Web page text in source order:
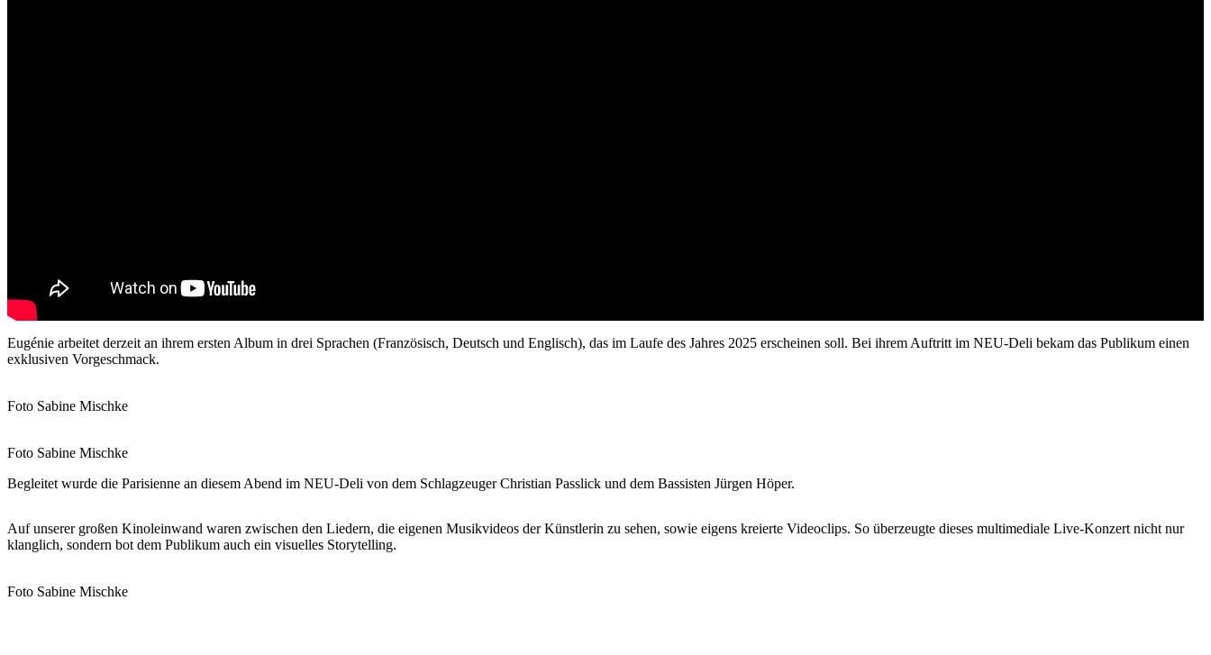
Eugénie arbeitet derzeit an ihrem ersten Album in drei Sprachen (Französisch, Deutsch und Englisch), das im Laufe des Jahres 2025 erscheinen soll. Bei ihrem Auftritt im NEU-Deli bekam das Publikum einen
exklusiven Vorgeschmack.
Foto Sabine Mischke
Foto Sabine Mischke
Begleitet wurde die Parisienne an diesem Abend im NEU-Deli von dem Schlagzeuger Christian Passlick und dem Bassisten Jürgen Höper.
Auf unserer großen Kinoleinwand waren zwischen den Liedern, die eigenen Musikvideos der Künstlerin zu sehen, sowie eigens kreierte Videoclips. So überzeugte dieses multimediale Live-Konzert nicht nur
klanglich, sondern bot dem Publikum auch ein visuelles Storytelling.
Foto Sabine Mischke